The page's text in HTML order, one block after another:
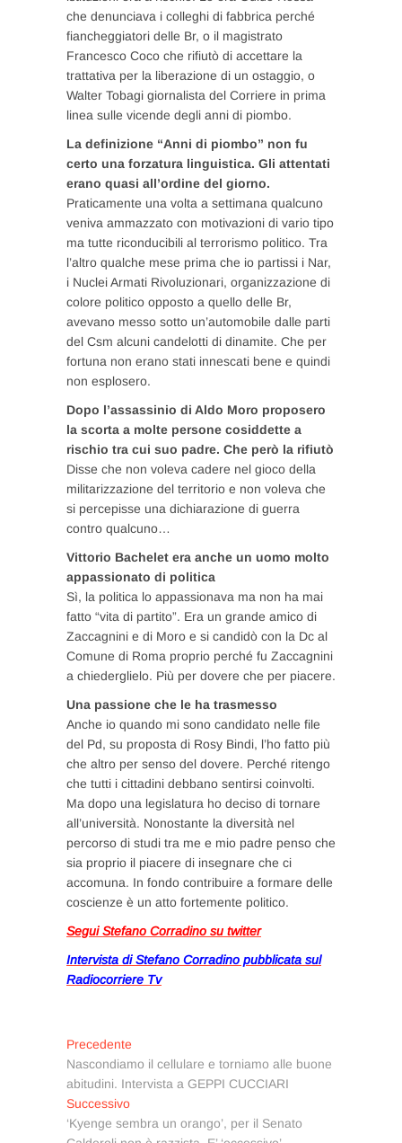
che denunciava i colleghi di fabbrica perché
fiancheggiatori delle Br, o il magistrato
Francesco Coco che rifiutò di accettare la
trattativa per la liberazione di un ostaggio, o
Walter Tobagi giornalista del Corriere in prima
linea sulle vicende degli anni di piombo.
La definizione “Anni di piombo” non fu
certo una forzatura linguistica. Gli attentati
erano quasi all’ordine del giorno.
Praticamente una volta a settimana qualcuno
veniva ammazzato con motivazioni di vario tipo
ma tutte riconducibili al terrorismo politico. Tra
l’altro qualche mese prima che io partissi i Nar,
i Nuclei Armati Rivoluzionari, organizzazione di
colore politico opposto a quello delle Br,
avevano messo sotto un’automobile dalle parti
del Csm alcuni candelotti di dinamite. Che per
fortuna non erano stati innescati bene e quindi
non esplosero.
Dopo l’assassinio di Aldo Moro proposero
la scorta a molte persone cosiddette a
rischio tra cui suo padre. Che però la rifiutò
Disse che non voleva cadere nel gioco della
militarizzazione del territorio e non voleva che
si percepisse una dichiarazione di guerra
contro qualcuno…
Vittorio Bachelet era anche un uomo molto
appassionato di politica
Sì, la politica lo appassionava ma non ha mai
fatto “vita di partito”. Era un grande amico di
Zaccagnini e di Moro e si candidò con la Dc al
Comune di Roma proprio perché fu Zaccagnini
a chiederglielo. Più per dovere che per piacere.
Una passione che le ha trasmesso
Anche io quando mi sono candidato nelle file
del Pd, su proposta di Rosy Bindi, l’ho fatto più
che altro per senso del dovere. Perché ritengo
che tutti i cittadini debbano sentirsi coinvolti.
Ma dopo una legislatura ho deciso di tornare
all’università. Nonostante la diversità nel
percorso di studi tra me e mio padre penso che
sia proprio il piacere di insegnare che ci
accomuna. In fondo contribuire a formare delle
coscienze è un atto fortemente politico.
Segui Stefano Corradino su twitter
Intervista di Stefano Corradino pubblicata sul
Radiocorriere Tv
Navigazione
articoli
Precedente
precedente:
Nascondiamo il cellulare e torniamo alle buone
abitudini. Intervista a GEPPI CUCCIARI
SuccessivoArticolo
successivo:
‘Kyenge sembra un orango’, per il Senato